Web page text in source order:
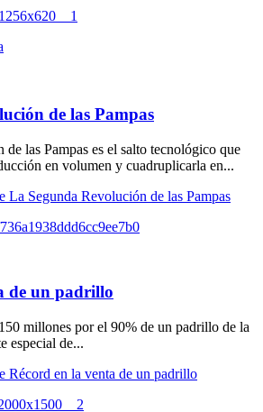
de las Pampas
las Pampas es el salto tecnológico que
en volumen y cuadruplicarla en...
La Segunda Revolución de las Pampas
de un padrillo
millones por el 90% de un padrillo de la
especial de...
Récord en la venta de un padrillo